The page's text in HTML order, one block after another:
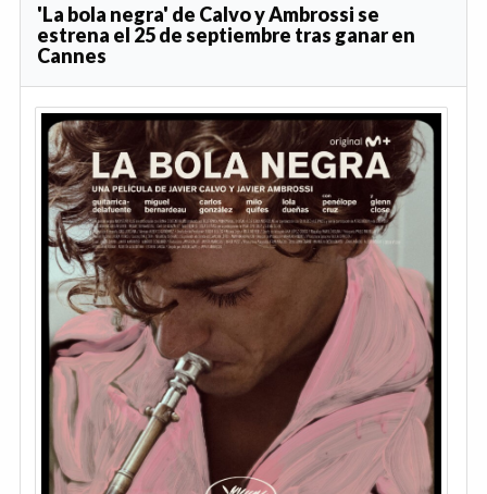
'La bola negra' de Calvo y Ambrossi se
estrena el 25 de septiembre tras ganar en
Cannes